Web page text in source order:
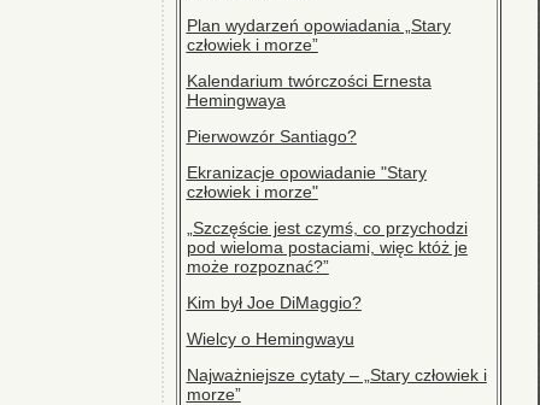
Plan wydarzeń opowiadania „Stary
człowiek i morze”
Kalendarium twórczości Ernesta
Hemingwaya
Pierwowzór Santiago?
Ekranizacje opowiadanie "Stary
człowiek i morze"
„Szczęście jest czymś, co przychodzi
pod wieloma postaciami, więc któż je
może rozpoznać?”
Kim był Joe DiMaggio?
Wielcy o Hemingwayu
Najważniejsze cytaty – „Stary człowiek i
morze”